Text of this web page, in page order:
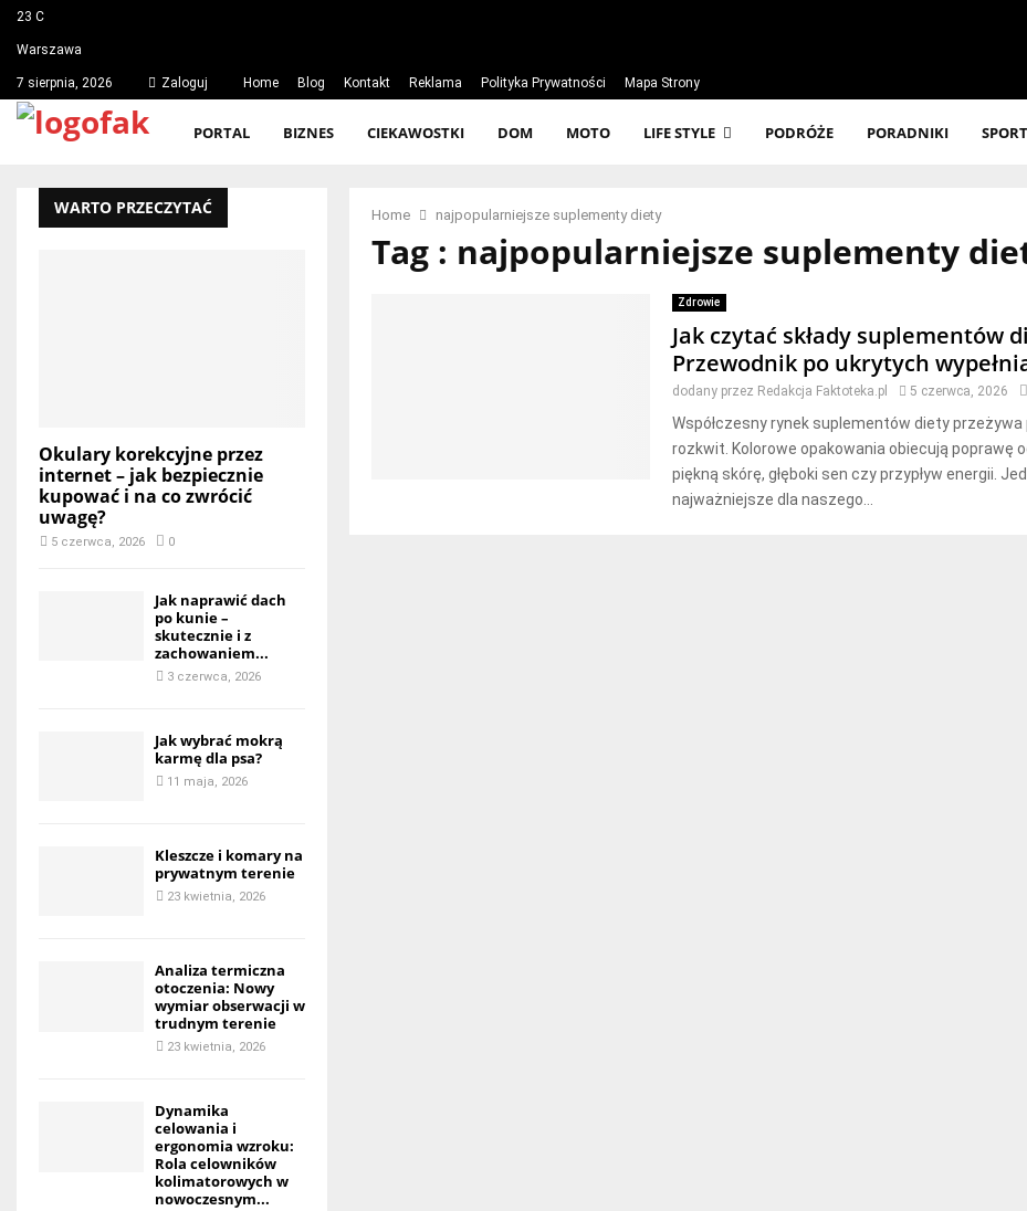
23 C
Warszawa
7 sierpnia, 2026 Zaloguj Home Blog Kontakt Reklama Polityka Prywatności Mapa Strony
PORTAL BIZNES CIEKAWOSTKI DOM MOTO LIFE STYLE PODRÓŻE PORADNIKI SPORT
Home najpopularniejsze suplementy diety
Tag : najpopularniejsze suplementy
Zdrowie
Jak czytać składy suplementów
Przewodnik po ukrytych
dodany przez Redakcja Faktoteka.pl 5 czerwca, 2026
Współczesny rynek suplementów diety
rozkwit. Kolorowe opakowania obiecują poprawę
piękną skórę, głęboki sen czy przypływ energii.
najważniejsze dla naszego...
WARTO PRZECZYTAĆ
Okulary korekcyjne przez
internet – jak bezpiecznie
kupować i na co zwrócić
uwagę?
5 czerwca, 2026 0
Jak naprawić dach
po kunie –
skutecznie i z
zachowaniem...
3 czerwca, 2026
Jak wybrać mokrą
karmę dla psa?
11 maja, 2026
Kleszcze i komary na
prywatnym terenie
23 kwietnia, 2026
Analiza termiczna
otoczenia: Nowy
wymiar obserwacji w
trudnym terenie
23 kwietnia, 2026
Dynamika
celowania i
ergonomia wzroku:
Rola celowników
kolimatorowych w
nowoczesnym...